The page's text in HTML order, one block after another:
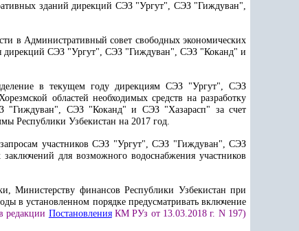
зданий дирекций СЭЗ "Ургут", СЭЗ "Гиждуван",
в Административный совет свободных экономических
дирекций СЭЗ "Ургут", СЭЗ "Гиждуван", СЭЗ "Коканд" и
в текущем году дирекциям СЭЗ "Ургут", СЭЗ
областей необходимых средств на разработку
"Гиждуван", СЭЗ "Коканд" и СЭЗ "Хазарасп" за счет
Республики Узбекистан на 2017 год.
запросам участников СЭЗ "Ургут", СЭЗ "Гиждуван", СЭЗ
для возможного водоснабжения участников
Министерству финансов Республики Узбекистан при
в установленном порядке предусматривать включение
редакции ПостановленияКМ РУз от 13.03.2018 г. N 197)